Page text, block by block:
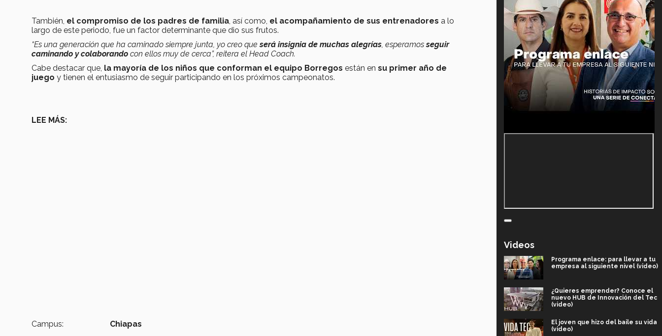
También, el compromiso de los padres de familia, así como, el acompañamiento de sus entrenadores a lo
largo de este periodo, fue un factor determinante que dio sus frutos.
“Es una generación que ha caminado siempre junta, yo creo queserá insignia de muchas alegrías, esperamosseguir
caminando y colaborando con ellos muy de cerca”, reitera el Head Coach.
Cabe destacar que, la mayoría de los niños que conforman el equipo Borregos están en su primer año de
juego y tienen el entusiasmo de seguir participando en los próximos campeonatos.
LEE MÁS:
Campus:
Chiapas
Videos
Programa enlace: para llevar a tu
empresa al siguiente nivel (video)
¿Quieres emprender? Conoce el
nuevo HUB de Innovación del Tec
(video)
El joven que hizo del baile su vida
(video)